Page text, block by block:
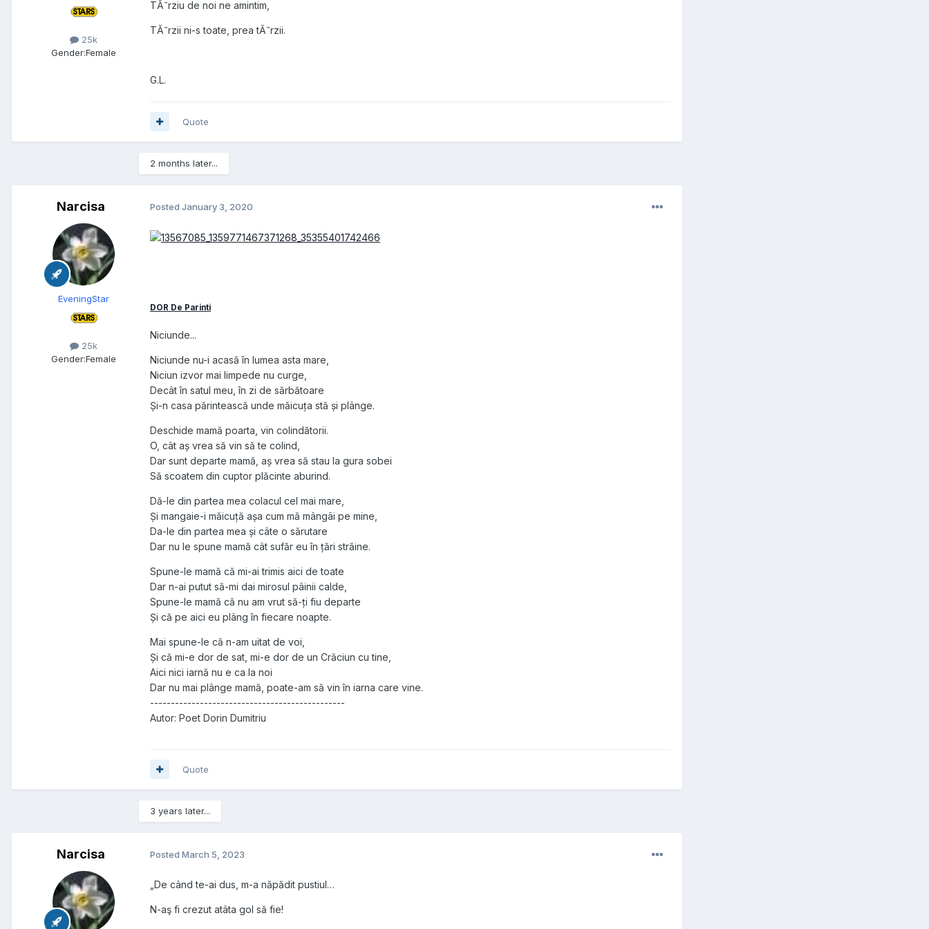
25k
Gender:Female
TĂ˘rziu de noi ne amintim,
TĂ˘rzii ni-s toate, prea tĂ˘rzii.
G.L.
Quote
2 months later...
Narcisa
EveningStar
25k
Gender:Female
Posted January 3, 2020
DOR De Parinti
Niciunde...
Niciunde nu-i acasă în lumea asta mare,
Niciun izvor mai limpede nu curge,
Decât în satul meu, în zi de sărbătoare
Și-n casa părintească unde măicuța stă și plânge.
Deschide mamă poarta, vin colindătorii.
O, cât aș vrea să vin să te colind,
Dar sunt departe mamă, aș vrea să stau la gura sobei
Să scoatem din cuptor plăcinte aburind.
Dă-le din partea mea colacul cel mai mare,
Și mangaie-i măicuță așa cum mă mângâi pe mine,
Da-le din partea mea și câte o sărutare
Dar nu le spune mamă cât sufăr eu în țări străine.
Spune-le mamă că mi-ai trimis aici de toate
Dar n-ai putut să-mi dai mirosul pâinii calde,
Spune-le mamă că nu am vrut să-ți fiu departe
Și că pe aici eu plâng în fiecare noapte.
Mai spune-le că n-am uitat de voi,
Și că mi-e dor de sat, mi-e dor de un Crăciun cu tine,
Aici nici iarnă nu e ca la noi
Dar nu mai plânge mamă, poate-am să vin în iarna care vine.
-----------------------------------------------
Autor: Poet Dorin Dumitriu
Quote
3 years later...
Narcisa Posted March 5, 2023
„De când te-ai dus, m-a năpădit pustiul…
N-aş fi crezut atâta gol să fie!